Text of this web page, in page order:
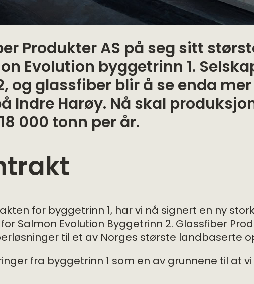
Produkter AS på seg sitt
Evolution byggetrinn 1.
og glassfiber blir å se enda
Indre Harøy. Nå skal
000 tonn per år.
for byggetrinn 1, har vi nå signert en ny
Salmon Evolution Byggetrinn 2. Glassfiber
til et av Norges største landbaserte
fra byggetrinn 1 som en av grunnene til at